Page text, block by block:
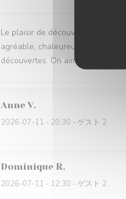
Le plaisir de découvrir au fur et a
agréable, chaleureux. L'accord
découvertes. On aime beaucoup.
Anne V
2026-07-11 - 20:30 - ゲスト 2
Dominique R
2026-07-11 - 12:30 - ゲスト 2